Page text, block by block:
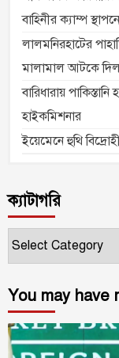
বাহিনীর ক্যাম্প
লালমনিরহাটের
মালামাল আটকে
বারিধারায়
হাইকমিশনার
ইয়েমেনে হুথি
ক্যাটাগরি
ক্যাটাগরি
You may have